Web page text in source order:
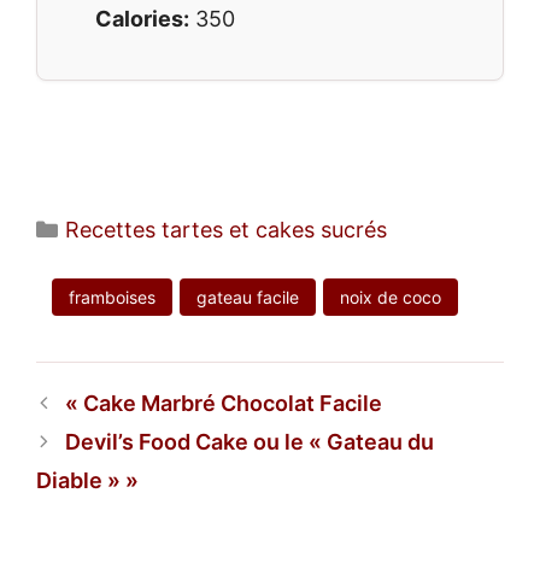
Calories: 350
Catégories
Recettes tartes et cakes sucrés
framboises gateau facile noix de coco
Cake Marbré Chocolat Facile
Devil’s Food Cake ou le « Gateau du
Diable »